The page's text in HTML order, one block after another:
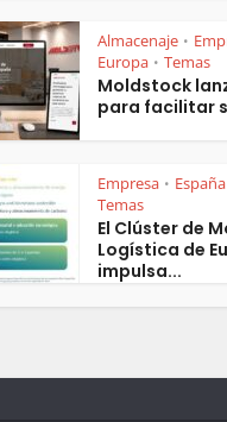
Almacenaje •
Europa • Temas
Moldstock
para facilitar
Empresa • España
Temas
El Clúster de
Logística de
impulsa...